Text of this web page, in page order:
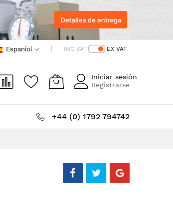
Espaniol INC VAT EX VAT
Iniciar sesión
Registrarse
+44 (0) 1792 794742